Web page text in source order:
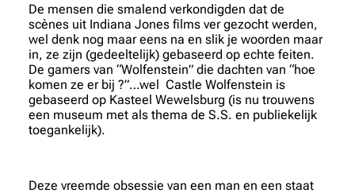
De mensen die smalend verkondigden dat de
scènes uit Indiana Jones films ver gezocht werden,
wel denk nog maar eens na en slik je woorden maar
in, ze zijn (gedeeltelijk) gebaseerd op echte feiten.
De gamers van “Wolfenstein” die dachten van “hoe
komen ze er bij ?”…wel Castle Wolfenstein is
gebaseerd op Kasteel Wewelsburg (is nu trouwens
een museum met als thema de S.S. en publiekelijk
toegankelijk).
Deze vreemde obsessie van een man en een staat